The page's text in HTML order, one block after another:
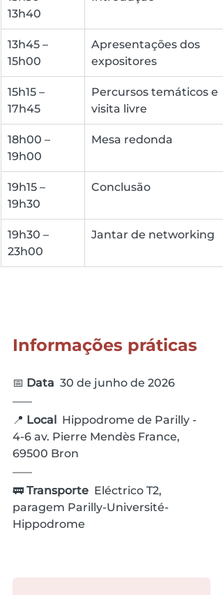
13h40
13h45 –
15h00
Apresentações dos
expositores
15h15 –
17h45
Percursos temáticos e
visita livre
18h00 –
19h00
Mesa redonda
19h15 –
19h30
Conclusão
19h30 –
23h00
Jantar de networking
Informações práticas
📅 Data 30 de junho de 2026
📍 Local Hippodrome de Parilly -
4-6 av. Pierre Mendès France,
69500 Bron
🚃 Transporte Eléctrico T2,
paragem Parilly-Université-
Hippodrome